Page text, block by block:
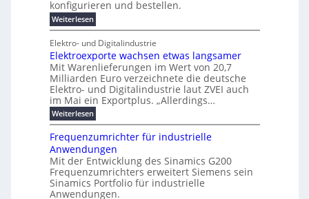
t
i
e
l
u
F
e
s
t
n
a
g
m
e
n
t
a
l
b
a
h
r
2
0
2
6
g
o
-
C
E
r
f
ü
S
t
r
ö
m
e
b
i
s
5
A
e
t
f
ü
h
r
e
n
d
e
s
i
n
u
s
t
r
i
e
konfigurieren und bestellen.
Weiterlesen:
N
u
e
r
O
n
l
i
n
e
-
S
h
o
p
v
o
Elektro- und Digitalindustrie
Elektroexporte wachsen etwas langsamer
Mit Warenlieferungen im Wert von 20,7
Milliarden Euro verzeichnete die deutsche
Elektro- und Digitalindustrie laut ZVEI auch
im Mai ein Exportplus. „Allerdings…
Weiterlesen:
E
e
k
t
r
o
e
Frequenzumrichter für industrielle
Anwendungen
Mit der Entwicklung des Sinamics G200
Frequenzumrichters erweitert Siemens sein
Sinamics Portfolio für industrielle
Anwendungen.